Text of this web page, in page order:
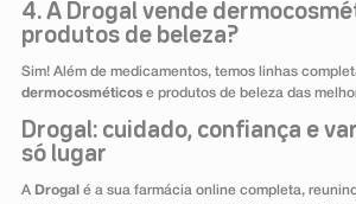
4. A Drogal vende
produtos de beleza?
Sim! Além de medicamentos, temos linhas
dermocosméticose produtos de beleza das
Drogal: cuidado, confiança e
só lugar
A Drogal é a sua farmácia online completa,